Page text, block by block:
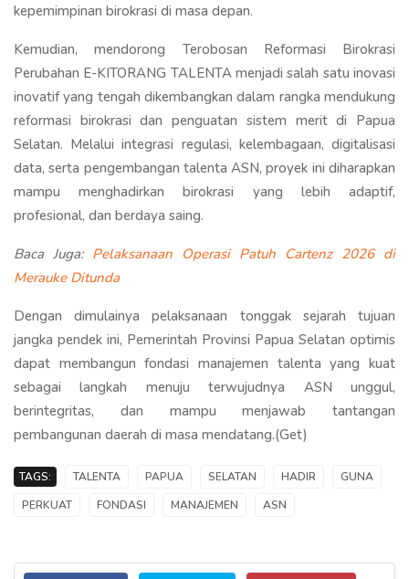
kepemimpinan birokrasi di masa depan.
Kemudian, mendorong Terobosan Reformasi Birokrasi
Perubahan E-KITORANG TALENTA menjadi salah satu inovasi
inovatif yang tengah dikembangkan dalam rangka mendukung
reformasi birokrasi dan penguatan sistem merit di Papua
Selatan. Melalui integrasi regulasi, kelembagaan, digitalisasi
data, serta pengembangan talenta ASN, proyek ini diharapkan
mampu menghadirkan birokrasi yang lebih adaptif,
profesional, dan berdaya saing.
Baca Juga: Pelaksanaan Operasi Patuh Cartenz 2026 di
Merauke Ditunda
Dengan dimulainya pelaksanaan tonggak sejarah tujuan
jangka pendek ini, Pemerintah Provinsi Papua Selatan optimis
dapat membangun fondasi manajemen talenta yang kuat
sebagai langkah menuju terwujudnya ASN unggul,
berintegritas, dan mampu menjawab tantangan
pembangunan daerah di masa mendatang.(Get)
TAGS: TALENTA PAPUA SELATAN HADIR
GUNA
PERKUAT
FONDASI MANAJEMEN ASN